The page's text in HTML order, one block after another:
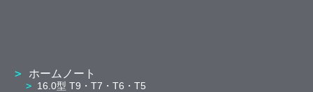
ホームノート
16.0型 T9・T7・T6・T5